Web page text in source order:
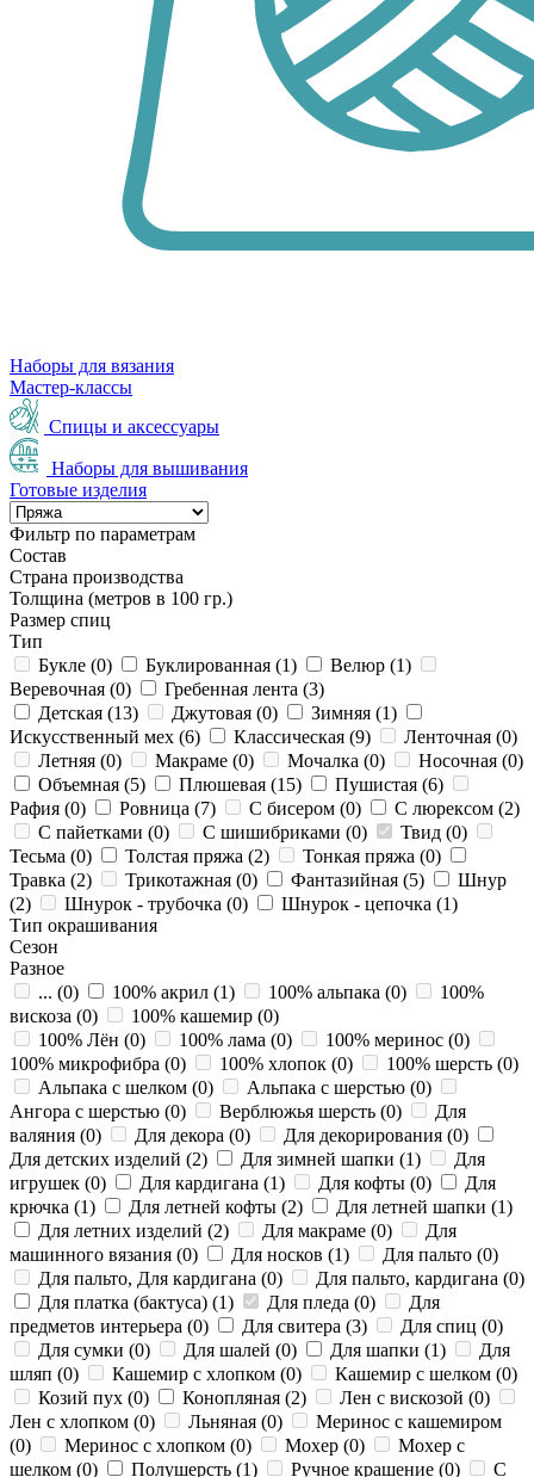
Наборы для вязания
Мастер-классы
Спицы и аксессуары
Наборы для вышивания
Готовые изделия
Фильтр по параметрам
Состав
Страна производства
Толщина (метров в 100 гр.)
Размер спиц
Тип
Букле (0) Буклированная (1) Велюр (1)
Веревочная (0) Гребенная лента (3)
Детская (13) Джутовая (0) Зимняя (1)
Искусственный мех (6) Классическая (9) Ленточная (0)
Летняя (0) Макраме (0) Мочалка (0) Носочная (0)
Объемная (5) Плюшевая (15) Пушистая (6)
Рафия (0) Ровница (7) С бисером (0) С люрексом (2)
С пайетками (0) С шишибриками (0) Твид (0)
Тесьма (0) Толстая пряжа (2) Тонкая пряжа (0)
Травка (2) Трикотажная (0) Фантазийная (5)
Шнур
(2) Шнурок - трубочка (0) Шнурок - цепочка (1)
Тип окрашивания
Сезон
Разное
... (0) 100% акрил (1) 100% альпака (0)
100%
вискоза (0) 100% кашемир (0)
100% Лён (0) 100% лама (0) 100% меринос (0)
100% микрофибра (0) 100% хлопок (0) 100% шерсть (0)
Альпака с шелком (0) Альпака с шерстью (0)
Ангора с шерстью (0) Верблюжья шерсть (0)
Для
валяния (0) Для декора (0) Для декорирования (0)
Для детских изделий (2) Для зимней шапки (1)
Для
игрушек (0) Для кардигана (1) Для кофты (0)
Для
крючка (1) Для летней кофты (2) Для летней шапки (1)
Для летних изделий (2) Для макраме (0)
Для
машинного вязания (0) Для носков (1) Для пальто (0)
Для пальто, Для кардигана (0) Для пальто, кардигана (0)
Для платка (бактуса) (1) Для пледа (0)
Для
предметов интерьера (0) Для свитера (3) Для спиц (0)
Для сумки (0) Для шалей (0) Для шапки (1)
Для
шляп (0) Кашемир с хлопком (0) Кашемир с шелком (0)
Козий пух (0) Конопляная (2) Лен с вискозой (0)
Лен с хлопком (0) Льняная (0)
Меринос с кашемиром
(0) Меринос с хлопком (0) Мохер (0)
Мохер с
шелком (0) Полушерсть (1) Ручное крашение (0) С